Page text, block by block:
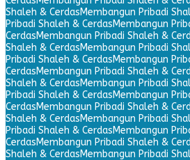
Shaleh & CerdasMembangun Pribadi
Pribadi Shaleh & CerdasMembangun
CerdasMembangun Pribadi Shaleh &
Shaleh & CerdasMembangun Pribadi
Pribadi Shaleh & CerdasMembangun
CerdasMembangun Pribadi Shaleh &
Shaleh & CerdasMembangun Pribadi
Pribadi Shaleh & CerdasMembangun
CerdasMembangun Pribadi Shaleh &
Shaleh & CerdasMembangun Pribadi
Pribadi Shaleh & CerdasMembangun
CerdasMembangun Pribadi Shaleh &
Shaleh & CerdasMembangun Pribadi